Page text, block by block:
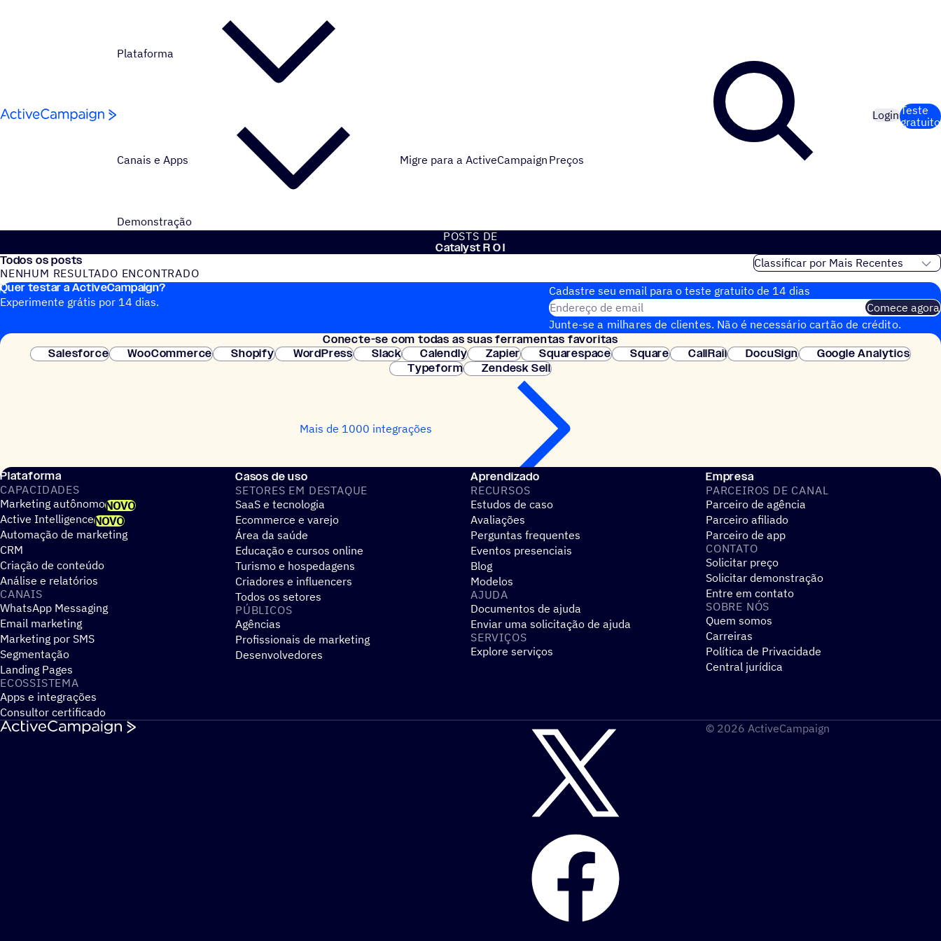
Plataforma
Canais e Apps Migre para a ActiveCampaign Preços
Demonstração
LoginTeste
gratuito
POSTS DE
Catalyst R O I
Todos os posts
NENHUM RESULTADO ENCONTRADO
Nenhum post do blog encontrado
Quer testar a ActiveCampaign?
Experimente grátis por 14 dias.
Cadastre seu email para o teste gratuito de 14 dias
Endereço de email
Comece agora
Junte-se a milhares de clientes. Não é necessário cartão de crédito.
Configuração instantânea.
Conecte-se com todas as suas ferramentas favoritas
Salesforce
WooCommerce Shopify WordPress Slack Calendly Zapier Squarespace Square CallRail DocuSign
Google Analytics
Typeform
Zendesk Sell
Mais de 1000 integrações
Plataforma
CAPACIDADES
Marketing autônomoNOVO
Active IntelligenceNOVO
Automação de marketing
CRM
Criação de conteúdo
Análise e relatórios
CANAIS
WhatsApp Messaging
Email marketing
Marketing por SMS
Segmentação
Landing Pages
ECOSSISTEMA
Apps e integrações
Consultor certificado
Casos de uso
SETORES EM DESTAQUE
SaaS e tecnologia
Ecommerce e varejo
Área da saúde
Educação e cursos online
Turismo e hospedagens
Criadores e influencers
Todos os setores
PÚBLICOS
Agências
Profissionais de marketing
Desenvolvedores
Aprendizado
RECURSOS
Estudos de caso
Avaliações
Perguntas frequentes
Eventos presenciais
Blog
Modelos
AJUDA
Documentos de ajuda
Enviar uma solicitação de ajuda
SERVIÇOS
Explore serviços
Empresa
PARCEIROS DE CANAL
Parceiro de agência
Parceiro afiliado
Parceiro de app
CONTATO
Solicitar preço
Solicitar demonstração
Entre em contato
SOBRE NÓS
Quem somos
Carreiras
Política de Privacidade
Central jurídica
© 2026 ActiveCampaign